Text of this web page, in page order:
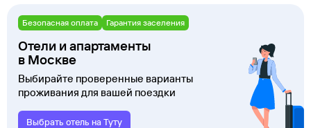
Безопасная оплата Гарантия заселения
Отели и апартаменты
в Москве
Выбирайте проверенные варианты
проживания для вашей поездки
Выбрать отель на Туту